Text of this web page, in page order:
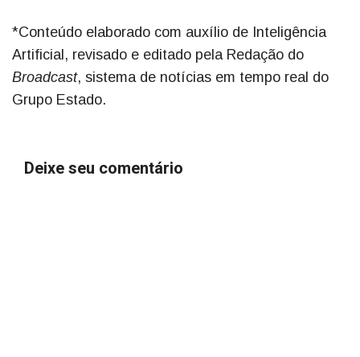
*Conteúdo elaborado com auxílio de Inteligência
Artificial, revisado e editado pela Redação do
Broadcast, sistema de notícias em tempo real do
Grupo Estado.
Deixe seu comentário